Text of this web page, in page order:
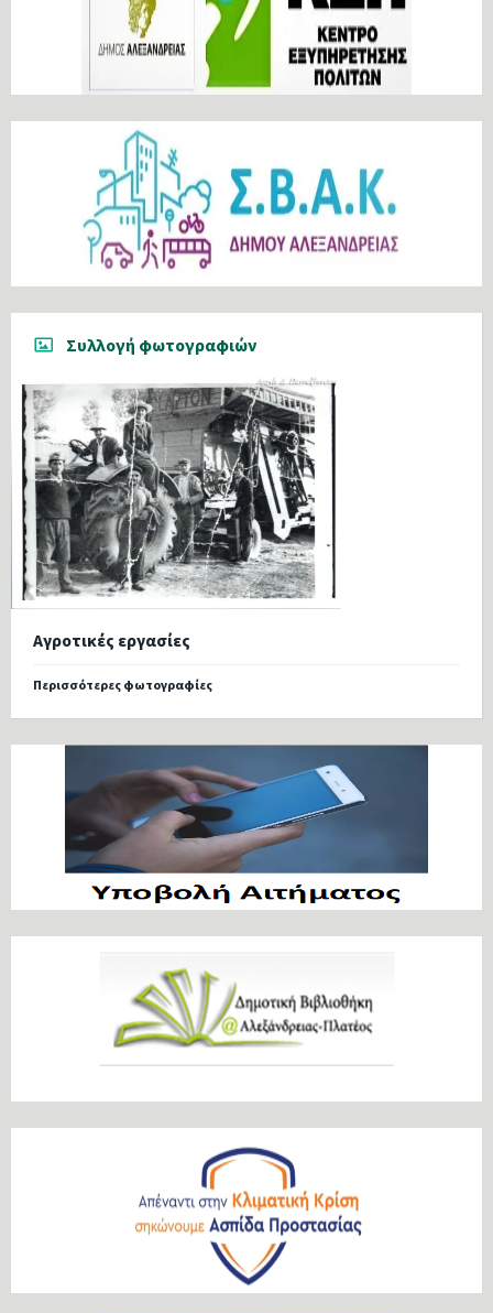
Συλλογή φωτογραφιών
Αγροτικές εργασίες
Περισσότερες φωτογραφίες